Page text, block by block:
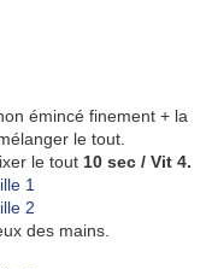
émincé finement + la
le tout.
le tout 10 sec / Vit 4.
des mains.